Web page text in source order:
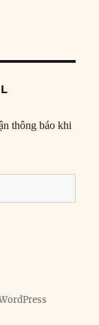
thông báo khi